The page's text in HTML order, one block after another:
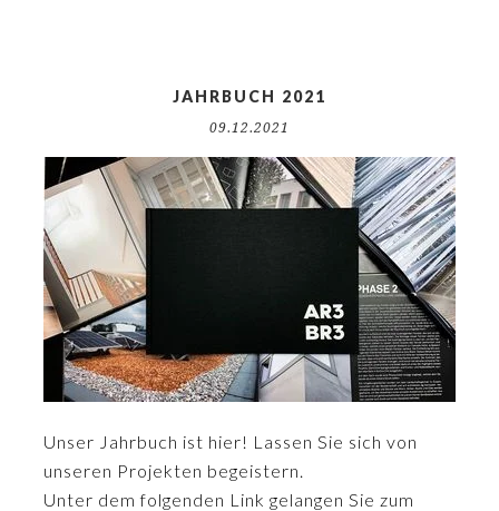
JAHRBUCH 2021
09.12.2021
Unser Jahrbuch ist hier! Lassen Sie sich von
unseren Projekten begeistern.
Unter dem folgenden Link gelangen Sie zum